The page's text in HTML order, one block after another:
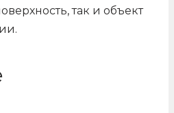
так и объект